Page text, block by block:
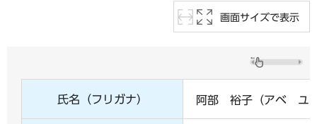
画面サイズで表示
氏名（フリガナ） 阿部 裕子（アベ ユ